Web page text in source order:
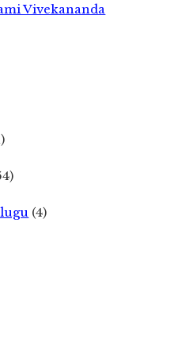
Vivekananda
(4)